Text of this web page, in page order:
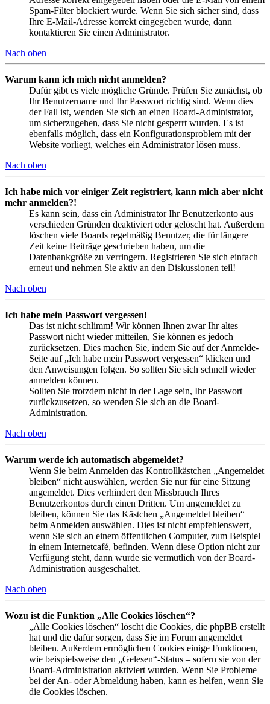
Spam-Filter blockiert wurde. Wenn Sie sich sicher sind, dass
Ihre E-Mail-Adresse korrekt eingegeben wurde, dann
kontaktieren Sie einen Administrator.
Nach oben
Warum kann ich mich nicht anmelden?
Dafür gibt es viele mögliche Gründe. Prüfen Sie zunächst, ob
Ihr Benutzername und Ihr Passwort richtig sind. Wenn dies
der Fall ist, wenden Sie sich an einen Board-Administrator,
um sicherzugehen, dass Sie nicht gesperrt wurden. Es ist
ebenfalls möglich, dass ein Konfigurationsproblem mit der
Website vorliegt, welches ein Administrator lösen muss.
Nach oben
Ich habe mich vor einiger Zeit registriert, kann mich aber nicht
mehr anmelden?!
Es kann sein, dass ein Administrator Ihr Benutzerkonto aus
verschieden Gründen deaktiviert oder gelöscht hat. Außerdem
löschen viele Boards regelmäßig Benutzer, die für längere
Zeit keine Beiträge geschrieben haben, um die
Datenbankgröße zu verringern. Registrieren Sie sich einfach
erneut und nehmen Sie aktiv an den Diskussionen teil!
Nach oben
Ich habe mein Passwort vergessen!
Das ist nicht schlimm! Wir können Ihnen zwar Ihr altes
Passwort nicht wieder mitteilen, Sie können es jedoch
zurücksetzen. Dies machen Sie, indem Sie auf der Anmelde-
Seite auf „Ich habe mein Passwort vergessen“ klicken und
den Anweisungen folgen. So sollten Sie sich schnell wieder
anmelden können.
Sollten Sie trotzdem nicht in der Lage sein, Ihr Passwort
zurückzusetzen, so wenden Sie sich an die Board-
Administration.
Nach oben
Warum werde ich automatisch abgemeldet?
Wenn Sie beim Anmelden das Kontrollkästchen „Angemeldet
bleiben“ nicht auswählen, werden Sie nur für eine Sitzung
angemeldet. Dies verhindert den Missbrauch Ihres
Benutzerkontos durch einen Dritten. Um angemeldet zu
bleiben, können Sie das Kästchen „Angemeldet bleiben“
beim Anmelden auswählen. Dies ist nicht empfehlenswert,
wenn Sie sich an einem öffentlichen Computer, zum Beispiel
in einem Internetcafé, befinden. Wenn diese Option nicht zur
Verfügung steht, dann wurde sie vermutlich von der Board-
Administration ausgeschaltet.
Nach oben
Wozu ist die Funktion „Alle Cookies löschen“?
„Alle Cookies löschen“ löscht die Cookies, die phpBB erstellt
hat und die dafür sorgen, dass Sie im Forum angemeldet
bleiben. Außerdem ermöglichen Cookies einige Funktionen,
wie beispielsweise den „Gelesen“-Status – sofern sie von der
Board-Administration aktiviert wurden. Wenn Sie Probleme
bei der An- oder Abmeldung haben, kann es helfen, wenn Sie
die Cookies löschen.